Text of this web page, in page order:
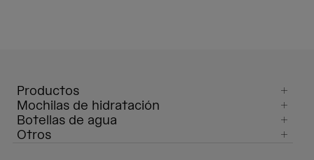
Productos
Mochilas de hidratación
Botellas de agua
Otros